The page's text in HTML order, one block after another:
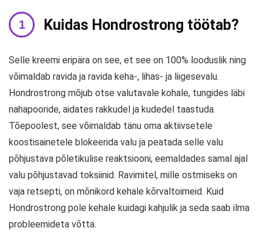
Kuidas Hondrostrong töötab?
Selle kreemi eripära on see, et see on 100% looduslik ning
võimaldab ravida ja ravida keha-, lihas- ja liigesevalu.
Hondrostrong mõjub otse valutavale kohale, tungides läbi
nahapooride, aidates rakkudel ja kudedel taastuda.
Tõepoolest, see võimaldab tänu oma aktiivsetele
koostisainetele blokeerida valu ja peatada selle valu
põhjustava põletikulise reaktsiooni, eemaldades samal ajal
valu põhjustavad toksiinid. Ravimitel, mille ostmiseks on
vaja retsepti, on mõnikord kehale kõrvaltoimeid. Kuid
Hondrostrong pole kehale kuidagi kahjulik ja seda saab ilma
probleemideta võtta.